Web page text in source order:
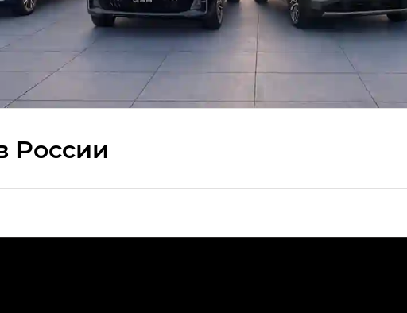
России
HT) в комплектации Экс ПРЕМИУМ — EX PREMIUM